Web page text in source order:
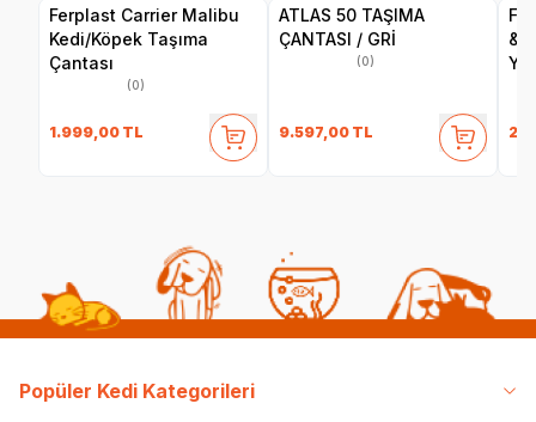
Ferplast Carrier Malibu
Kedi/Köpek Taşıma
Çantası
(0)
1.999,00 TL
ATLAS 50 TAŞIMA
ÇANTASI / GRİ
(0)
9.597,00 TL
&
Popüler Kedi Kategorileri